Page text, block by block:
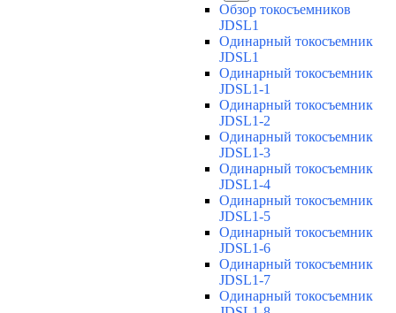
Обзор токосъемников
JDSL1
Одинарный токосъемник
JDSL1
Одинарный токосъемник
JDSL1-1
Одинарный токосъемник
JDSL1-2
Одинарный токосъемник
JDSL1-3
Одинарный токосъемник
JDSL1-4
Одинарный токосъемник
JDSL1-5
Одинарный токосъемник
JDSL1-6
Одинарный токосъемник
JDSL1-7
Одинарный токосъемник